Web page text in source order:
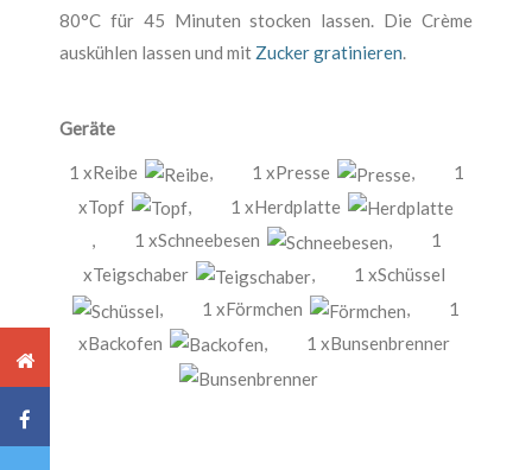
80°C für 45 Minuten stocken lassen. Die Crème
auskühlen lassen und mit Zuckergratinieren.
Geräte
1 xReibe , 1 xPresse ,
1
xTopf
,
1 xHerdplatte
,
1 xSchneebesen ,
1
xTeigschaber
,
1 xSchüssel
,
1 xFörmchen ,
1
xBackofen
1 xBunsenbrenner